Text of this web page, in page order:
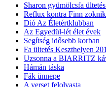
Sharon gyümölcsfa
Reflux kontra Finn zoknik
Dió Az Életértklubban
Az Egyedül-lét élet évek
Segítség idősebb korban
Fa ültetés Keszthelyen
Uzsonna a BIARRITZ
Hámán táska
Fák ünnepe
A verset felolvasta